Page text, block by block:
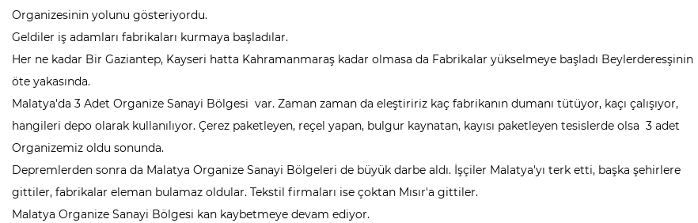
Organizesinin yolunu gösteriyordu.
Geldiler iş adamları fabrikaları kurmaya başladılar.
Her ne kadar Bir Gaziantep, Kayseri hatta Kahramanmaraş kadar olmasa da Fabrikalar yükselmeye başladı Beylerderesşinin
öte yakasında.
Malatya'da 3 Adet Organize Sanayi Bölgesi var. Zaman zaman da eleştiririz kaç fabrikanın dumanı tütüyor, kaçı çalışıyor,
hangileri depo olarak kullanılıyor. Çerez paketleyen, reçel yapan, bulgur kaynatan, kayısı paketleyen tesislerde olsa 3 adet
Organizemiz oldu sonunda.
Depremlerden sonra da Malatya Organize Sanayi Bölgeleri de büyük darbe aldı. İşçiler Malatya'yı terk etti, başka şehirlere
gittiler, fabrikalar eleman bulamaz oldular. Tekstil firmaları ise çoktan Mısır'a gittiler.
Malatya Organize Sanayi Bölgesi kan kaybetmeye devam ediyor.